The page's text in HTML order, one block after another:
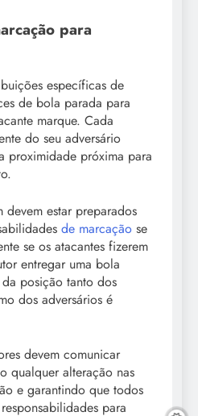
para
específicas de
de bola parada para
marque. Cada
do seu adversário
proximidade próxima para
devem estar preparados
de marcação se
se os atacantes fizerem
entregar uma bola
posição tanto dos
dos adversários é
devem comunicar
qualquer alteração nas
e garantindo que todos
para